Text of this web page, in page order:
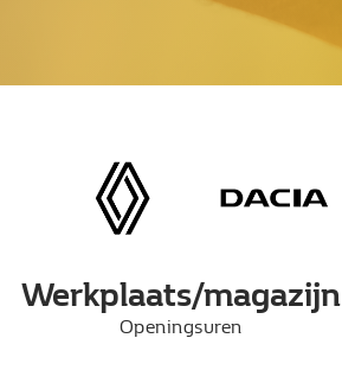
Werkplaats/magazijn
Openingsuren